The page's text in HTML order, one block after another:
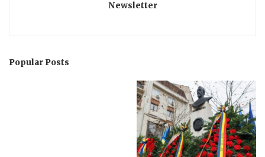
Newsletter
Popular Posts